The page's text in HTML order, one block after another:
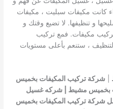
كانت مكيفات سبليت ، مكيفات
و تنظيفها. لا تضيع وقتك و
مكيفات. فمع تركيب
، ستنعم بأعلى مستويات
شركة تركيب المكيفات بخميس
بخميس مشيط | شركه غسيل
شركة تركيب المكيفات بخميس